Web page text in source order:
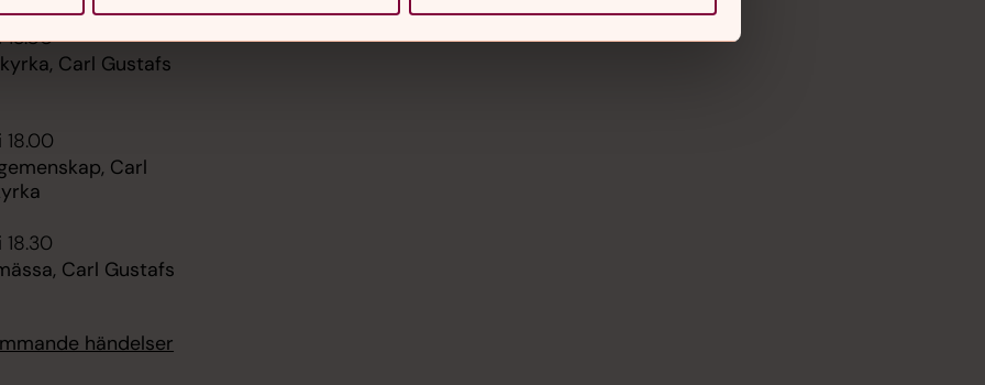
13.00
Carl Gustafs
18.00
Carl
18.30
Carl Gustafs
händelser
Vimeo